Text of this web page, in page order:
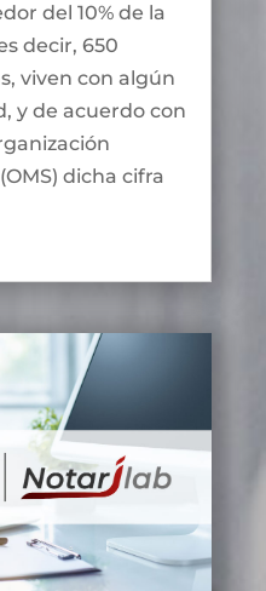
del 10% de la
decir, 650
viven con algún
y de acuerdo con
dicha cifra